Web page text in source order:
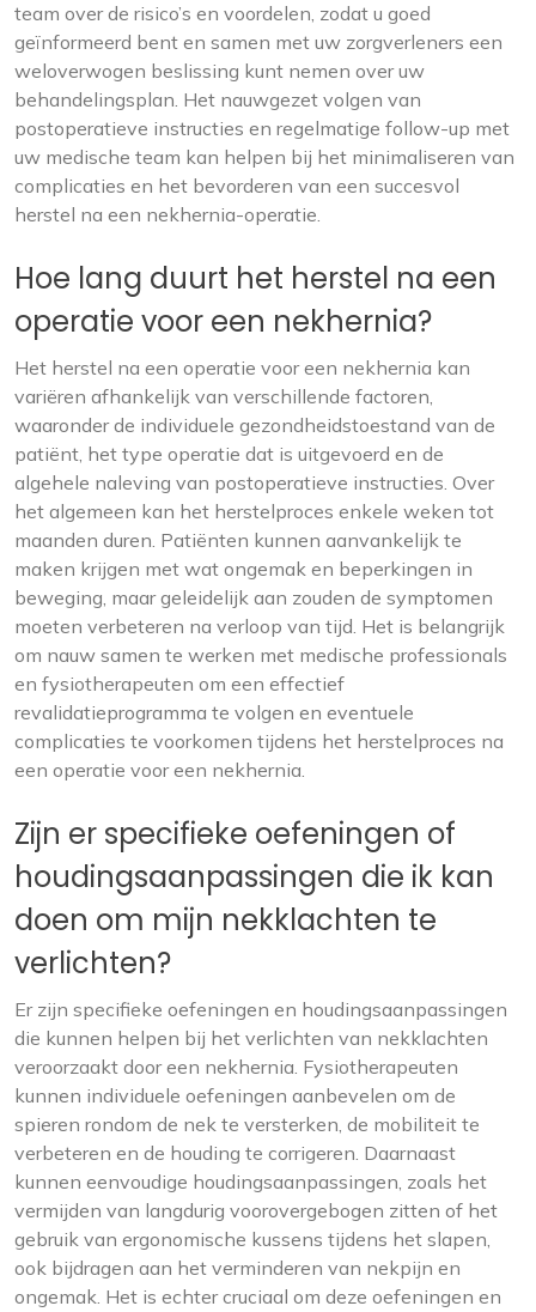
team over de risico’s en voordelen, zodat u goed
geïnformeerd bent en samen met uw zorgverleners een
weloverwogen beslissing kunt nemen over uw
behandelingsplan. Het nauwgezet volgen van
postoperatieve instructies en regelmatige follow-up met
uw medische team kan helpen bij het minimaliseren van
complicaties en het bevorderen van een succesvol
herstel na een nekhernia-operatie.
Hoe lang duurt het herstel na een
operatie voor een nekhernia?
Het herstel na een operatie voor een nekhernia kan
variëren afhankelijk van verschillende factoren,
waaronder de individuele gezondheidstoestand van de
patiënt, het type operatie dat is uitgevoerd en de
algehele naleving van postoperatieve instructies. Over
het algemeen kan het herstelproces enkele weken tot
maanden duren. Patiënten kunnen aanvankelijk te
maken krijgen met wat ongemak en beperkingen in
beweging, maar geleidelijk aan zouden de symptomen
moeten verbeteren na verloop van tijd. Het is belangrijk
om nauw samen te werken met medische professionals
en fysiotherapeuten om een effectief
revalidatieprogramma te volgen en eventuele
complicaties te voorkomen tijdens het herstelproces na
een operatie voor een nekhernia.
Zijn er specifieke oefeningen of
houdingsaanpassingen die ik kan
doen om mijn nekklachten te
verlichten?
Er zijn specifieke oefeningen en houdingsaanpassingen
die kunnen helpen bij het verlichten van nekklachten
veroorzaakt door een nekhernia. Fysiotherapeuten
kunnen individuele oefeningen aanbevelen om de
spieren rondom de nek te versterken, de mobiliteit te
verbeteren en de houding te corrigeren. Daarnaast
kunnen eenvoudige houdingsaanpassingen, zoals het
vermijden van langdurig voorovergebogen zitten of het
gebruik van ergonomische kussens tijdens het slapen,
ook bijdragen aan het verminderen van nekpijn en
ongemak. Het is echter cruciaal om deze oefeningen en